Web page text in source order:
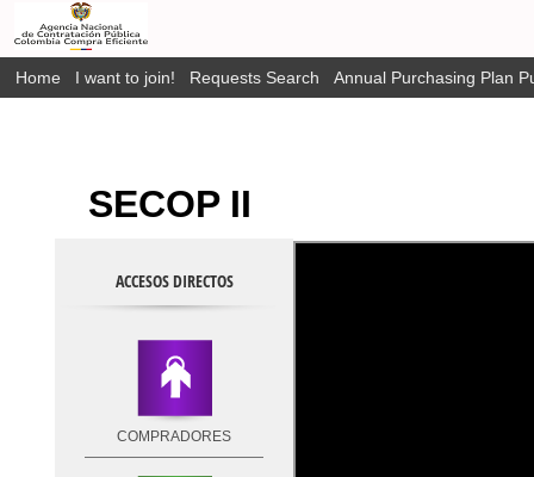
Home I want to join! Requests Search Annual Purchasing Plan
SECOP II
ACCESOS DIRECTOS
COMPRADORES